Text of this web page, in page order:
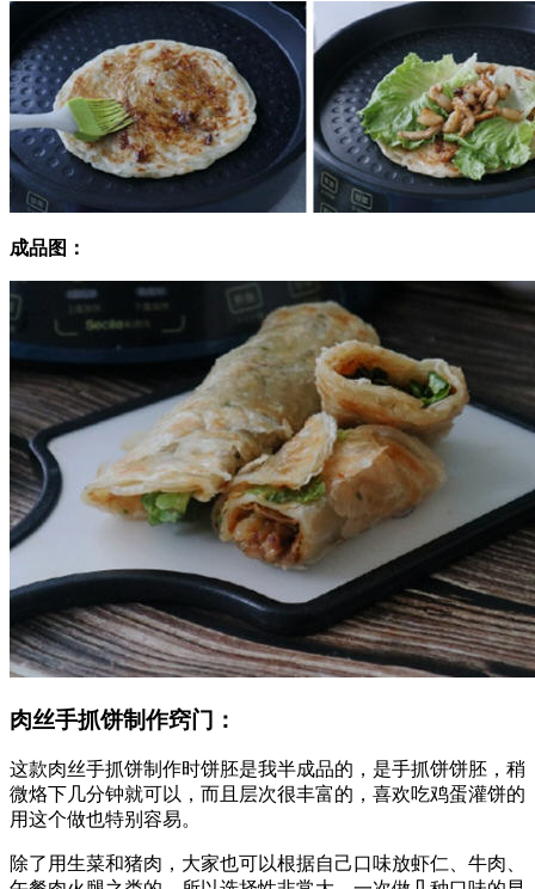
成品图：
肉丝手抓饼制作窍门：
这款肉丝手抓饼制作时饼胚是我半成品的，是手抓饼饼胚，稍
微烙下几分钟就可以，而且层次很丰富的，喜欢吃鸡蛋灌饼的
用这个做也特别容易。
除了用生菜和猪肉，大家也可以根据自己口味放虾仁、牛肉、